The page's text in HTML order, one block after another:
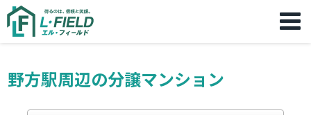
野方駅周辺の分譲マンション